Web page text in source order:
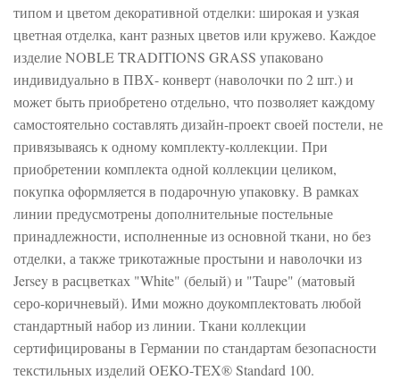
типом и цветом декоративной отделки: широкая и узкая
цветная отделка, кант разных цветов или кружево. Каждое
изделие NOBLE TRADITIONS GRASS упаковано
индивидуально в ПВХ- конверт (наволочки по 2 шт.) и
может быть приобретено отдельно, что позволяет каждому
самостоятельно составлять дизайн-проект своей постели, не
привязываясь к одному комплекту-коллекции. При
приобретении комплекта одной коллекции целиком,
покупка оформляется в подарочную упаковку. В рамках
линии предусмотрены дополнительные постельные
принадлежности, исполненные из основной ткани, но без
отделки, а также трикотажные простыни и наволочки из
Jersey в расцветках "White" (белый) и "Taupe" (матовый
серо-коричневый). Ими можно доукомплектовать любой
стандартный набор из линии. Ткани коллекции
сертифицированы в Германии по стандартам безопасности
текстильных изделий OEKO-TEX® Standard 100.